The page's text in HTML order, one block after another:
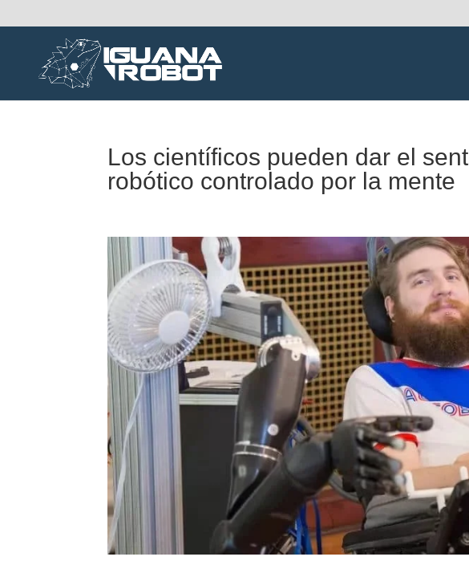
Los científicos pueden dar el
robótico controlado por la mente